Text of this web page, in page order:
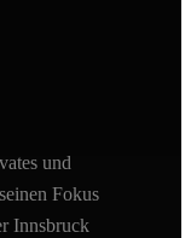
und
Fokus
Innsbruck